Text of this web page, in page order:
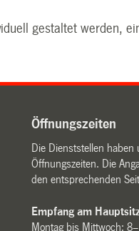
gestaltet werden,
Öffnungszeiten
Die Dienststellen haben
Öffnungszeiten. Die
den entsprechenden
Empfang am
Montag bis Mittwoch: